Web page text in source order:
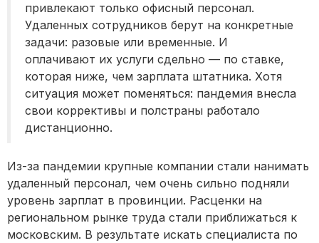
привлекают только офисный персонал.
Удаленных сотрудников берут на конкретные
задачи: разовые или временные. И
оплачивают их услуги сдельно — по ставке,
которая ниже, чем зарплата штатника. Хотя
ситуация может поменяться: пандемия внесла
свои коррективы и полстраны работало
дистанционно.
Из-за пандемии крупные компании стали нанимать
удаленный персонал, чем очень сильно подняли
уровень зарплат в провинции. Расценки на
региональном рынке труда стали приближаться к
московским. В результате искать специалиста по